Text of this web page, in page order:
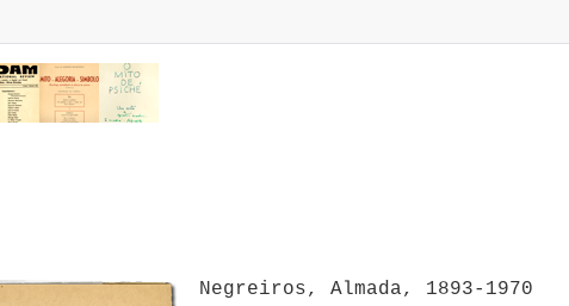
Negreiros, Almada, 1893-1970